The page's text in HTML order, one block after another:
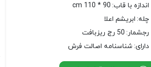
اندازه با قاب: 90 * 110 cm
چله: ابریشم اعلا
رجشمار: 50 رج ریزبافت
دارای: شناسنامه اصالت فرش